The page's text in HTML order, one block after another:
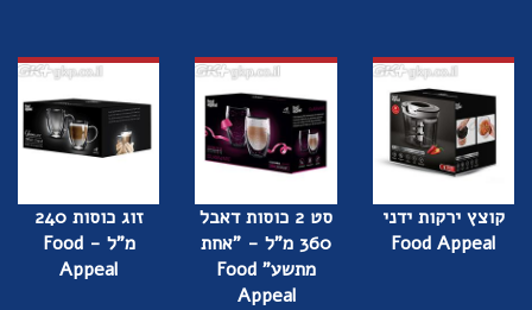
קוצץ ירקות ידני
Food Appeal
סט 2 כוסות דאבל
360 מ"ל - "אחת
מתשע" Food
Appeal
זוג כוסות 240
מ"ל - Food
Appeal